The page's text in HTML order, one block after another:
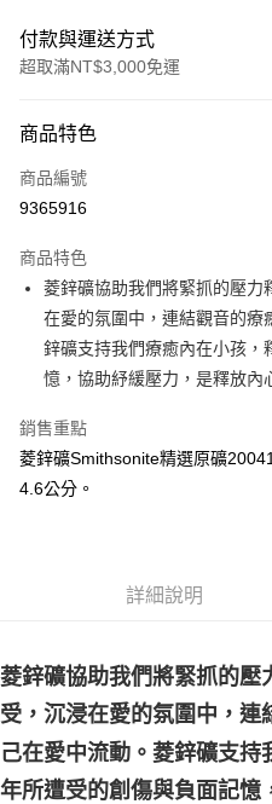
付款與運送方式
超取滿NT$3,000免運
信用卡一次付款
超商取貨付款
Apple Pay
街口支付
悠遊付
ATM付款
賣家宅配幫您送（台灣）
每筆NT$80，滿NT$3,000(含以
郵局幫你送（離島）
每筆NT$80，滿NT$3,000(含以
商品特色
商品編號
9365916
商品特色
菱鋅礦協助我們將緊抓的壓力
在愛的氛圍中，連結觀音的療
鋅礦支持我們療癒內在小孩，
憶，協助紓緩壓力，是釋放內
銷售重點
菱鋅礦Smithsonite精選原礦
4.6公分。
詳細說明
菱鋅礦協助我們將緊抓的壓
受，沉浸在愛的氛圍中，連
己在愛中流動。菱鋅礦支
年所遭受的創傷與負面記憶